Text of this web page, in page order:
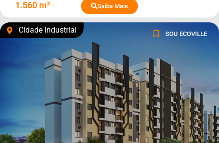
1.560 m² Saiba Mais
Cidade Industrial SOU ECOVILLE